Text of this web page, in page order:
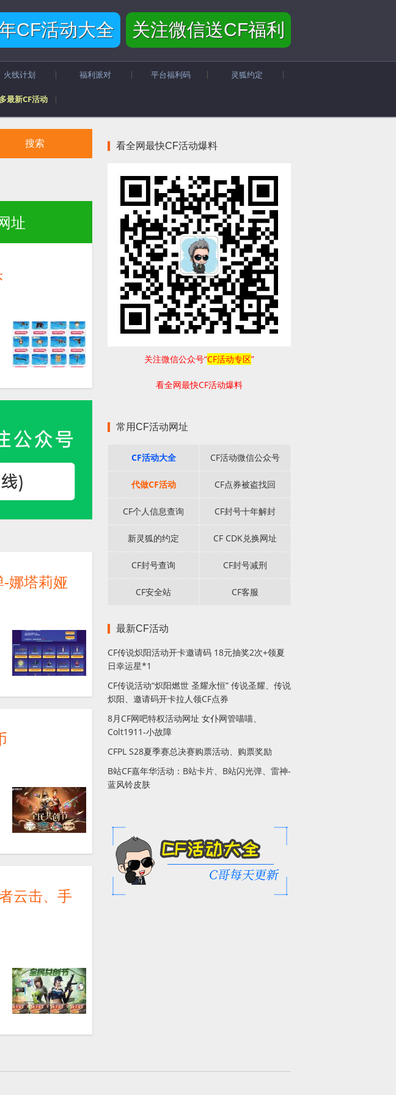
CF活动大全 关注微信送CF福利
火线计划 福利派对 平台福利码 灵狐约定
最新CF活动
址
娜塔莉娅
云击、手
看全网最快CF活动爆料
关注微信公众号“CF活动专区”
看全网最快CF活动爆料
常用CF活动网址
CF活动大全 CF活动微信公众号
代做CF活动 CF点券被盗找回
CF个人信息查询 CF封号十年解封
新灵狐的约定 CF CDK兑换网址
CF封号查询 CF封号减刑
CF安全站 CF客服
最新CF活动
CF传说炽阳活动开卡邀请码 18元抽奖2次+领夏
日幸运星*1
CF传说活动“炽阳燃世 圣耀永恒” 传说圣耀、传说
炽阳、邀请码开卡拉人领CF点券
8月CF网吧特权活动网址 女仆网管喵喵、
Colt1911-小故障
CFPL S28夏季赛总决赛购票活动、购票奖励
B站CF嘉年华活动：B站卡片、B站闪光弹、雷神-
蓝风铃皮肤